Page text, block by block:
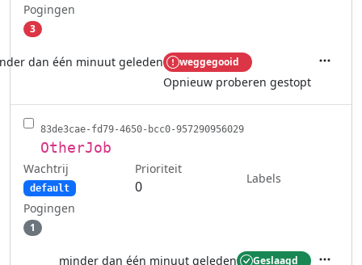
Pogingen
3
dan één minuut geleden weggegooid
Opnieuw proberen gestopt
83de3cae-fd79-4650-bcc0-957290956029
OtherJob
Wachtrij
default
Prioriteit
0
Labels
Pogingen
1
minder dan één minuut geleden Geslaagd